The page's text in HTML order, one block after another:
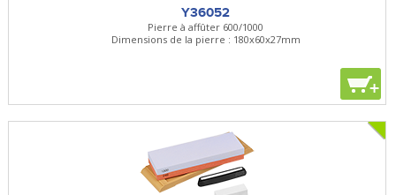
Y36052
Pierre à affûter 600/1000
Dimensions de la pierre : 180x60x27mm
+